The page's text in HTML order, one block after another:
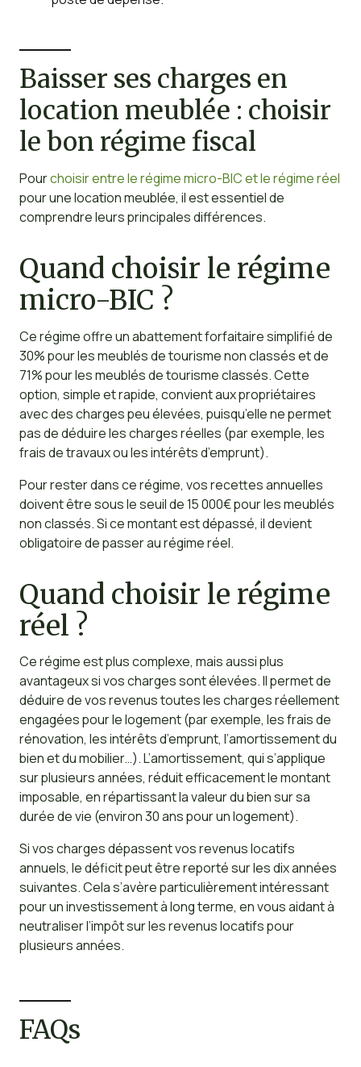
Baisser ses charges en
location meublée : choisir
le bon régime fiscal
Pourchoisir entre le régime micro-BIC et le régime réel
pour une location meublée, il est essentiel de
comprendre leurs principales différences.
Quand choisir le régime
micro-BIC ?
Ce régime offre un abattement forfaitaire simplifié de
30% pour les meublés de tourisme non classés et de
71% pour les meublés de tourisme classés. Cette
option, simple et rapide, convient aux propriétaires
avec des charges peu élevées, puisqu’elle ne permet
pas de déduire les charges réelles (par exemple, les
frais de travaux ou les intérêts d’emprunt).
Pour rester dans ce régime, vos recettes annuelles
doivent être sous le seuil de 15 000€ pour les meublés
non classés. Si ce montant est dépassé, il devient
obligatoire de passer au régime réel.
Quand choisir le régime
réel ?
Ce régime est plus complexe, mais aussi plus
avantageux si vos charges sont élevées. Il permet de
déduire de vos revenus toutes les charges réellement
engagées pour le logement (par exemple, les frais de
rénovation, les intérêts d’emprunt, l’amortissement du
bien et du mobilier…). L’amortissement, qui s’applique
sur plusieurs années, réduit efficacement le montant
imposable, en répartissant la valeur du bien sur sa
durée de vie (environ 30 ans pour un logement).
Si vos charges dépassent vos revenus locatifs
annuels, le déficit peut être reporté sur les dix années
suivantes. Cela s’avère particulièrement intéressant
pour un investissement à long terme, en vous aidant à
neutraliser l’impôt sur les revenus locatifs pour
plusieurs années.
FAQs